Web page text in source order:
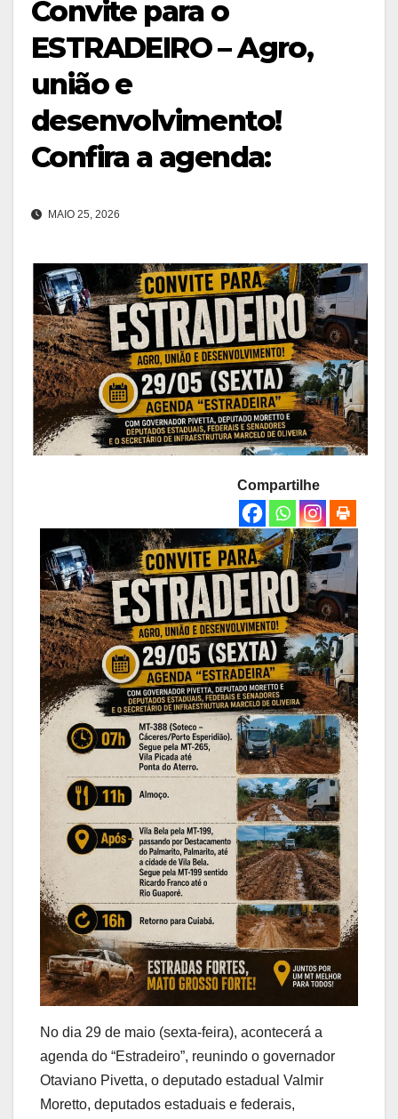
Convite para o
ESTRADEIRO – Agro,
união e
desenvolvimento!
Confira a agenda:
MAIO 25, 2026
Compartilhe
No dia 29 de maio (sexta-feira), acontecerá a
agenda do “Estradeiro”, reunindo o governador
Otaviano Pivetta, o deputado estadual Valmir
Moretto, deputados estaduais e federais,